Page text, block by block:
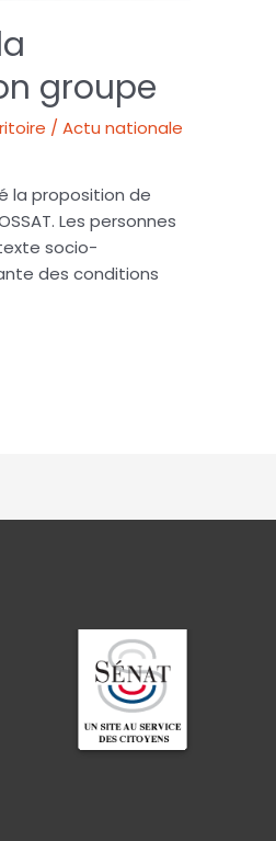
groupe
/ Actu nationale
la proposition de
Les personnes
socio-
des conditions